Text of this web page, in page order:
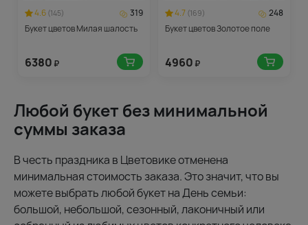
4.6 (145)
319
Букет цветов Милая шалость
6380 ₽
4.7 (169)
248
Букет цветов Золотое поле
4960 ₽
Любой букет без минимальной
суммы заказа
В честь праздника в Цветовике отменена
минимальная стоимость заказа. Это значит, что вы
можете выбрать любой букет на День семьи:
большой, небольшой, сезонный, лаконичный или